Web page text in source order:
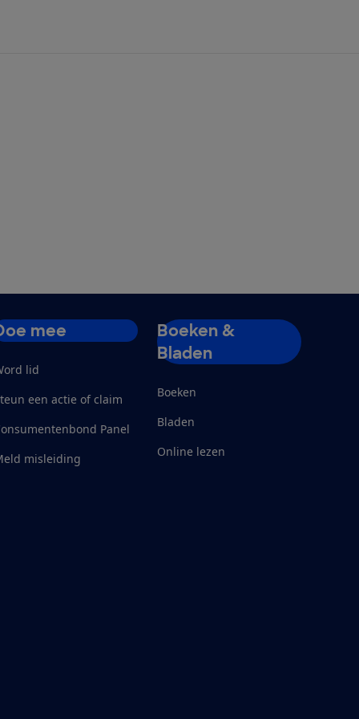
mee
lid
een actie of claim
Panel
misleiding
Boeken &
Bladen
Boeken
Bladen
Online lezen